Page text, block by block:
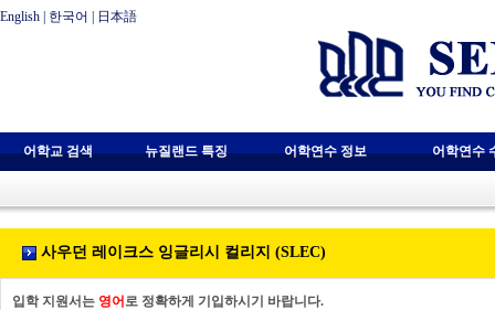
English 한국어 日本語
어학교 검색 뉴질랜드 특징 어학연수 정보 어학연수
사우던 레이크스 잉글리시 컬리지 (SLEC)
입학 지원서는 영어 로 정확하게 기입하시기 바랍니다.